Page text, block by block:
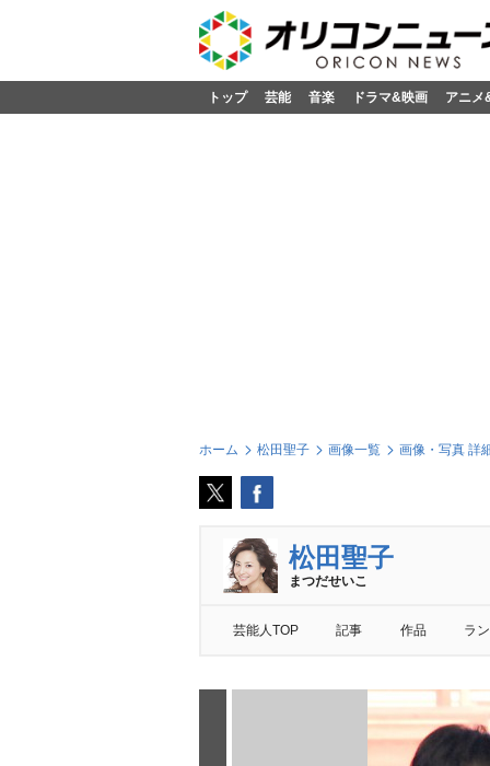
トップ 芸能 音楽 ドラマ&映画 アニメ
ホーム 松田聖子 画像一覧 画像・写真 詳
松田聖子
まつだせいこ
芸能人TOP 記事 作品 ラ